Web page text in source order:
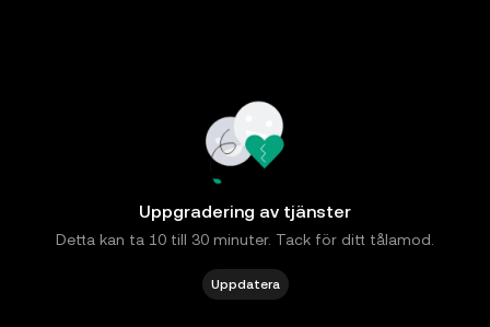
Uppgradering av tjänster
Detta kan ta 10 till 30 minuter. Tack för ditt tålamod.
Uppdatera